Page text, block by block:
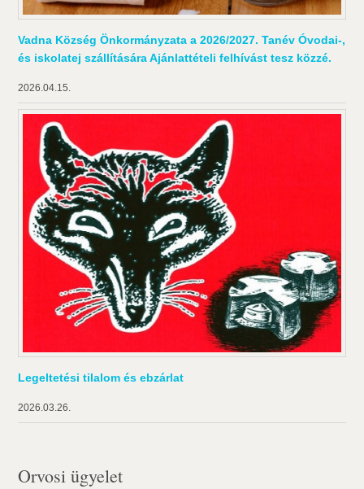
Vadna Község Önkormányzata a 2026/2027. Tanév Óvodai-,
és iskolatej szállítására Ajánlattételi felhívást tesz közzé.
2026.04.15.
Legeltetési tilalom és ebzárlat
2026.03.26.
Orvosi ügyelet